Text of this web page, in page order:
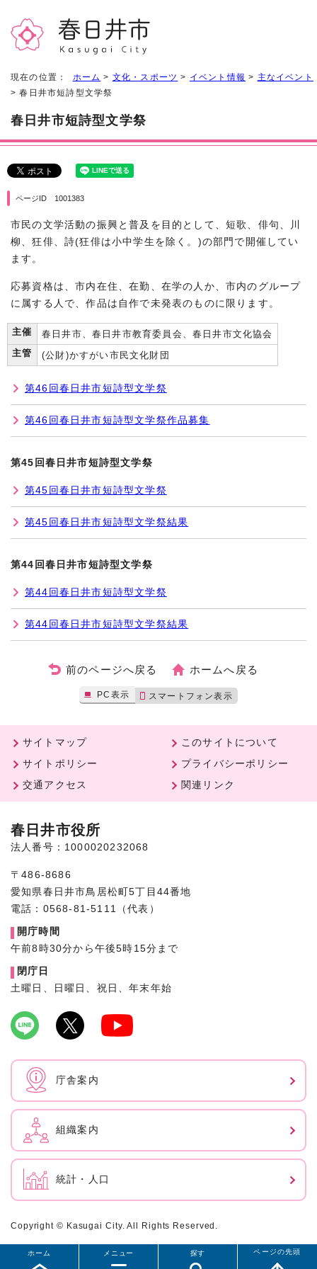
現在の位置： ホーム > 文化・スポーツ > イベント情報 > 主なイベント
> 春日井市短詩型文学祭
春日井市短詩型文学祭
ページID 1001383
市民の文学活動の振興と普及を目的として、短歌、俳句、川
柳、狂俳、詩(狂俳は小中学生を除く。)の部門で開催してい
ます。
応募資格は、市内在住、在勤、在学の人か、市内のグループ
に属する人で、作品は自作で未発表のものに限ります。
主催
春日井市、春日井市教育委員会、春日井市文化協会
主管
(公財)かすがい市民文化財団
第46回春日井市短詩型文学祭
第46回春日井市短詩型文学祭作品募集
第45回春日井市短詩型文学祭
第45回春日井市短詩型文学祭
第45回春日井市短詩型文学祭結果
第44回春日井市短詩型文学祭
第44回春日井市短詩型文学祭
第44回春日井市短詩型文学祭結果
前のページへ戻る ホームへ戻る
PC表示 スマートフォン表示
メニュー
ホーム 探す ページの先頭
サイトマップ
このサイトについて
サイトポリシー
プライバシーポリシー
交通アクセス
関連リンク
春日井市役所
法人番号：1000020232068
〒486-8686
愛知県春日井市鳥居松町5丁目44番地
電話：0568-81-5111（代表）
開庁時間
午前8時30分から午後5時15分まで
閉庁日
土曜日、日曜日、祝日、年末年始
庁舎案内
組織案内
統計・人口
Copyright © Kasugai City. All Rights Reserved.